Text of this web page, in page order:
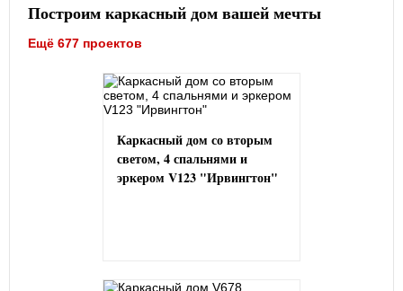
Построим каркасный дом вашей мечты
Ещё 677 проектов
Каркасный дом со вторым
светом, 4 спальнями и
эркером V123 "Ирвингтон"